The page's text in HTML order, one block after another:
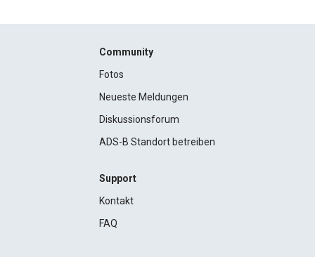
Community
Fotos
Neueste Meldungen
Diskussionsforum
ADS-B Standort betreiben
Support
Kontakt
FAQ